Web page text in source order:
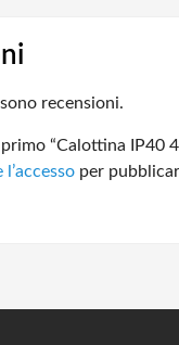
recensioni.
primo “Calottina IP40
per